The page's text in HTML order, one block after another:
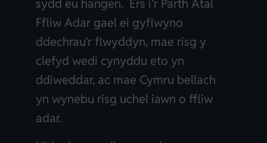
sydd eu hangen. Ers i’r Parth Atal
Ffliw Adar gael ei gyflwyno
ddechrau’r flwyddyn, mae risg y
clefyd wedi cynyddu eto yn
ddiweddar, ac mae Cymru bellach
yn wynebu risg uchel iawn o ffliw
adar.